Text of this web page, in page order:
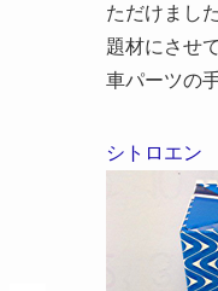
ただけまし
題材にさせ
車パーツの
シトロエン